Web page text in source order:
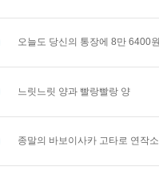
오늘도 당신의 통장에 8만 6400
느릿느릿 양과 빨랑빨랑 양
종말의 바보이사카 고타로 연작